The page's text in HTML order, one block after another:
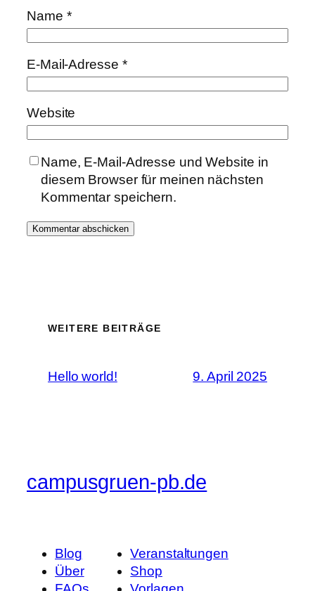
Name *
E-Mail-Adresse *
Website
Name, E-Mail-Adresse und Website in
diesem Browser für meinen nächsten
Kommentar speichern.
WEITERE BEITRÄGE
Hello world! 9. April 2025
campusgruen-pb.de
Blog
Über
Veranstaltungen
Shop